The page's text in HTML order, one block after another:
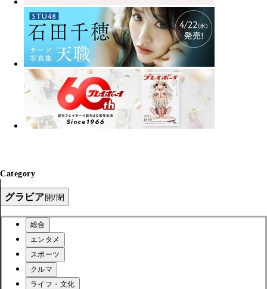
Category
グラビア開/閉
総合
エンタメ
スポーツ
クルマ
ライフ・文化